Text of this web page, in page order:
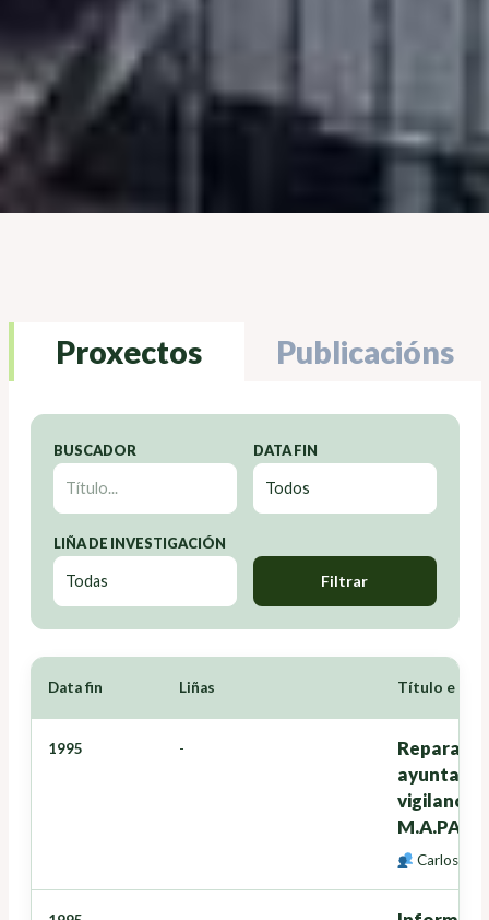
Proxectos Publicacións
BUSCADOR DATA FIN
LIÑA DE INVESTIGACIÓN
Filtrar
Data fin Liñas Título e
1995 -
vigilancia
M.A.PA.
Carlos